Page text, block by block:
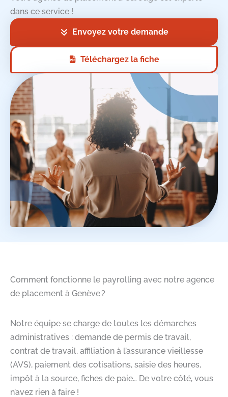
dans ce service !
Envoyez votre demande
Téléchargez la fiche
Comment fonctionne le payrolling avec notre agence
de placement à Genève ?
Notre équipe se charge de toutes les démarches
administratives : demande de permis de travail,
contrat de travail, affiliation à l’assurance vieillesse
(AVS), paiement des cotisations, saisie des heures,
impôt à la source, fiches de paie… De votre côté, vous
n’avez rien à faire !